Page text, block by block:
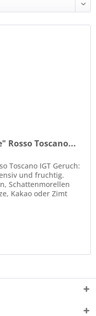
Rosso Toscano...
Toscano IGT Geruch:
und fruchtig.
Schattenmorellen
Kakao oder Zimt